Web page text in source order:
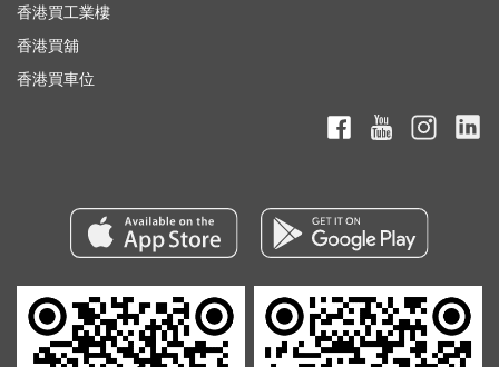
香港買工業樓
香港買舖
香港買車位